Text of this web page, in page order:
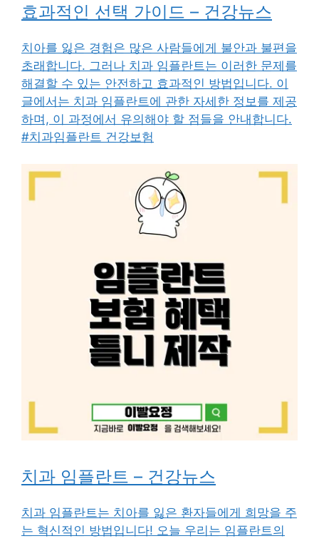
효과적인 선택 가이드 – 건강뉴스
치아를 잃은 경험은 많은 사람들에게 불안과 불편을
초래합니다. 그러나 치과 임플란트는 이러한 문제를
해결할 수 있는 안전하고 효과적인 방법입니다. 이
글에서는 치과 임플란트에 관한 자세한 정보를 제공
하며, 이 과정에서 유의해야 할 점들을 안내합니다.
#치과임플란트 건강보험
치과 임플란트 – 건강뉴스
치과 임플란트는 치아를 잃은 환자들에게 희망을 주
는 혁신적인 방법입니다! 오늘 우리는 임플란트의